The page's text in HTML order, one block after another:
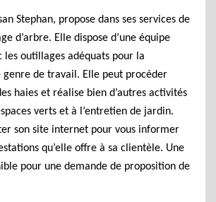
Stephan, propose dans ses services de
d’arbre. Elle dispose d’une équipe
les outillages adéquats pour la
genre de travail. Elle peut procéder
haies et réalise bien d’autres activités
verts et à l’entretien de jardin.
son site internet pour vous informer
qu’elle offre à sa clientèle. Une
pour une demande de proposition de